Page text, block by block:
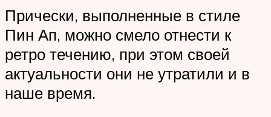
Прически, выполненные в стиле
Пин Ап, можно смело отнести к
ретро течению, при этом своей
актуальности они не утратили и в
наше время.